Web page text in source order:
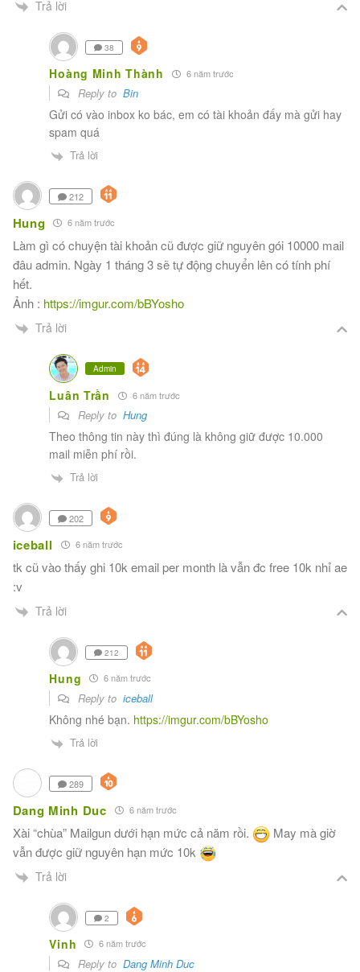
Trả lời
38
Hoàng Minh Thành 6 năm trước
Reply toBin
Gửi có vào inbox ko bác, em có tài khoản đấy mà gửi hay
spam quá
Trả lời
212
Hung 6 năm trước
Làm gì có chuyện tài khoản cũ được giữ nguyên gói 10000 mail
đâu admin. Ngày 1 tháng 3 sẽ tự động chuyển lên có tính phí
hết.
Ảnh : https://imgur.com/bBYosho
Trả lời
Admin
Luân Trần 6 năm trước
Reply toHung
Theo thông tin này thì đúng là không giữ được 10.000
mail miễn phí rồi.
Trả lời
202
iceball 6 năm trước
tk cũ vào thấy ghi 10k email per month là vẫn đc free 10k nhỉ ae
:v
Trả lời
212
Hung 6 năm trước
Reply toiceball
Không nhé bạn. https://imgur.com/bBYosho
Trả lời
289
Dang Minh Duc 6 năm trước
Xài “chùa” Mailgun dưới hạn mức cả năm rồi.
May mà giờ
vẫn được giữ nguyên hạn mức 10k
Trả lời
2
Vinh 6 năm trước
Reply toDang Minh Duc